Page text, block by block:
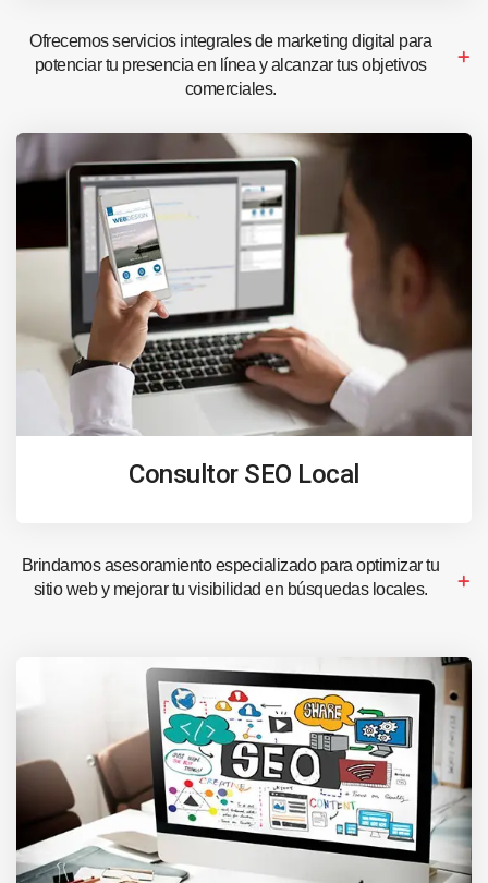
Ofrecemos servicios integrales de marketing digital para
potenciar tu presencia en línea y alcanzar tus objetivos
comerciales.
Consultor SEO Local
Brindamos asesoramiento especializado para optimizar tu
sitio web y mejorar tu visibilidad en búsquedas locales.